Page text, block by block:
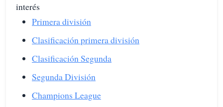
interés
Primera división
Clasificación primera división
Clasificación Segunda
Segunda División
Champions League